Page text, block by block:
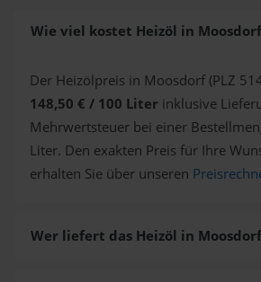
Wie viel kostet Heizöl in
Der Heizölpreis in Moosdorf (PLZ
148,50 € / 100 Liter inklusive
Mehrwertsteuer bei einer
Liter. Den exakten Preis für Ihre
erhalten Sie über unseren
Wer liefert das Heizöl in